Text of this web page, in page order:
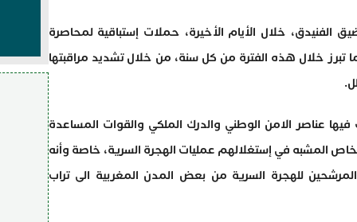
الفنيدق، خلال الأيام الأخيرة، حملات إستباقية لمحاصرة
تبرز خلال هذه الفترة من كل سنة، من خلال تشديد مراقبتها
عناصر الامن الوطني والدرك الملكي والقوات المساعدة
المشبه في إستغلالهم عمليات الهجرة السرية، خاصة وأنه
للهجرة السرية من بعض المدن المغربية الى تراب